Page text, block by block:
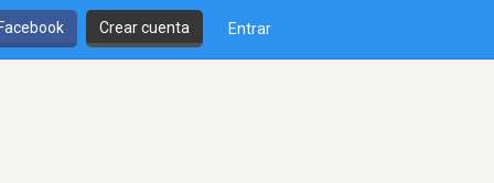
Crear cuenta Entrar